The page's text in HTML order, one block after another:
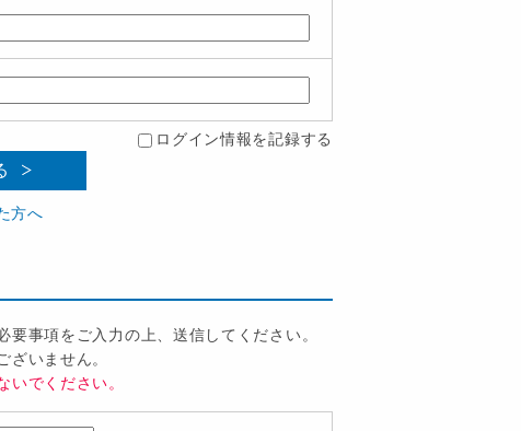
ログイン情報を記録する
方へ
事項をご入力の上、送信してください。
いません。
でください。